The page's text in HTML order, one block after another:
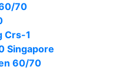
70
Crs-1
Singapore
60/70